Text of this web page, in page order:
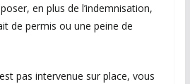
en plus de l’indemnisation,
de permis ou une peine de
pas intervenue sur place, vous